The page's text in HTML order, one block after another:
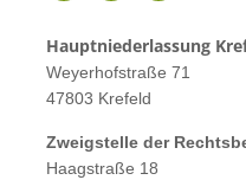
Hauptniederlassung
Weyerhofstraße 71
47803 Krefeld
Zweigstelle der
Haagstraße 18